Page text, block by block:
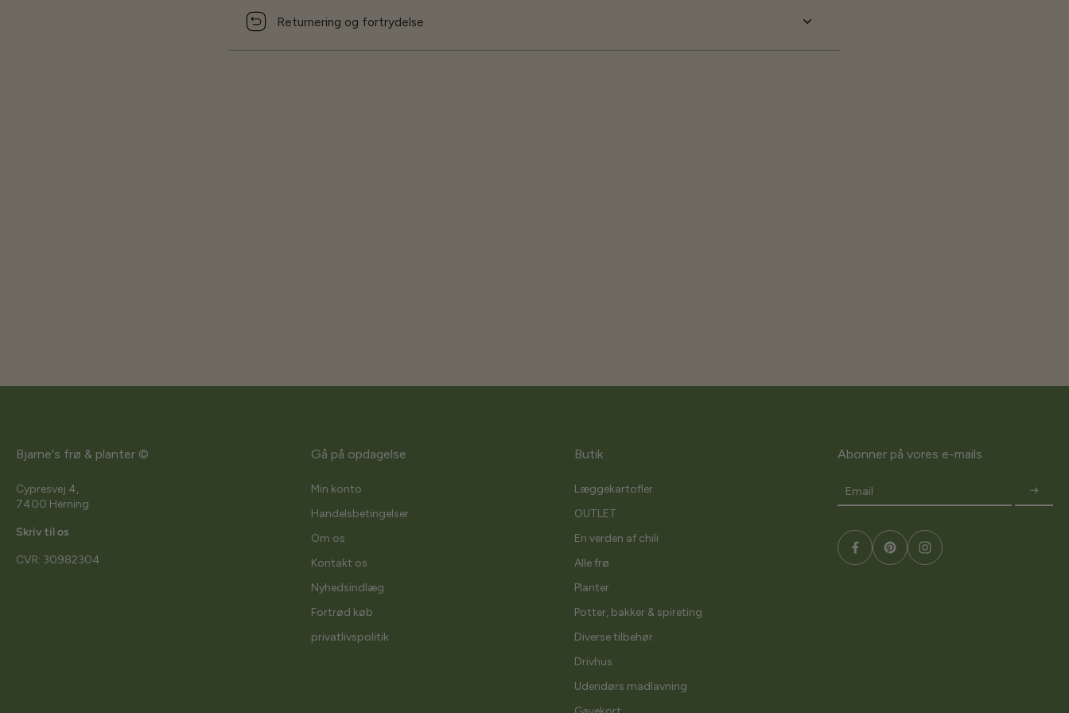
Returnering og fortrydelse
Bjarne's frø & planter ©
Cypresvej 4,
7400 Herning
Skriv til os
CVR: 30982304
Gå på opdagelse
Min konto
Handelsbetingelser
Om os
Kontakt os
Nyhedsindlæg
Fortrød køb
privatlivspolitik
Butik
Læggekartofler
OUTLET
En verden af chili
Alle frø
Planter
Potter, bakker & spireting
Diverse tilbehør
Drivhus
Udendørs madlavning
Abonner på vores e-mails
Email